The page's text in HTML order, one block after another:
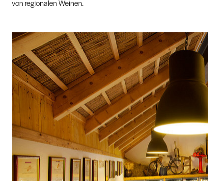
von regionalen Weinen.